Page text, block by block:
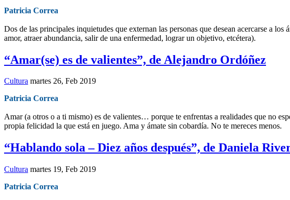
Patricia Correa
Dos de las principales inquietudes que externan las personas que desean acercarse a
amor, atraer abundancia, salir de una enfermedad, lograr un objetivo, etcétera).
“Amar(se) es de valientes”, de Alejandro Ordóñez
Cultura martes 26, Feb 2019
Patricia Correa
Amar (a otros o a ti mismo) es de valientes… porque te enfrentas a realidades que no
propia felicidad la que está en juego. Ama y ámate sin cobardía. No te mereces menos.
“Hablando sola – Diez años después”, de Daniela
Cultura martes 19, Feb 2019
Patricia Correa